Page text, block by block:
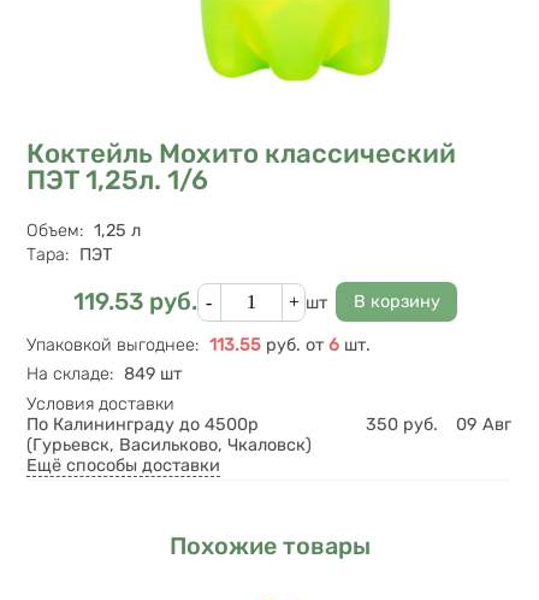
Коктейль Мохито классический
ПЭТ 1,25л. 1/6
Характеристики
Объем: 1,25 л
Тара: ПЭТ
Цена
119.53 руб.Кол-во шт
Упаковкой выгоднее: 113.55 руб. от 6 шт.
На складе: 849 шт
Условия доставки
По Калининграду до 4500р
(Гурьевск, Васильково, Чкаловск)
350 руб.
09 Авг
Ещё способы доставки
Похожие товары